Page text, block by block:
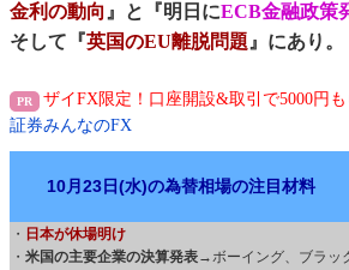
金利の動向』と『明日にECB金融政策
そして『英国のEU離脱問題』にあり。
ザイFX限定！口座開設&取引で5000円も
証券みんなのFX
10月23日(水)の為替相場の注目材料
・ 日本が休場明け
・ 米国の主要企業の決算発表→ボーイング、ブラッ